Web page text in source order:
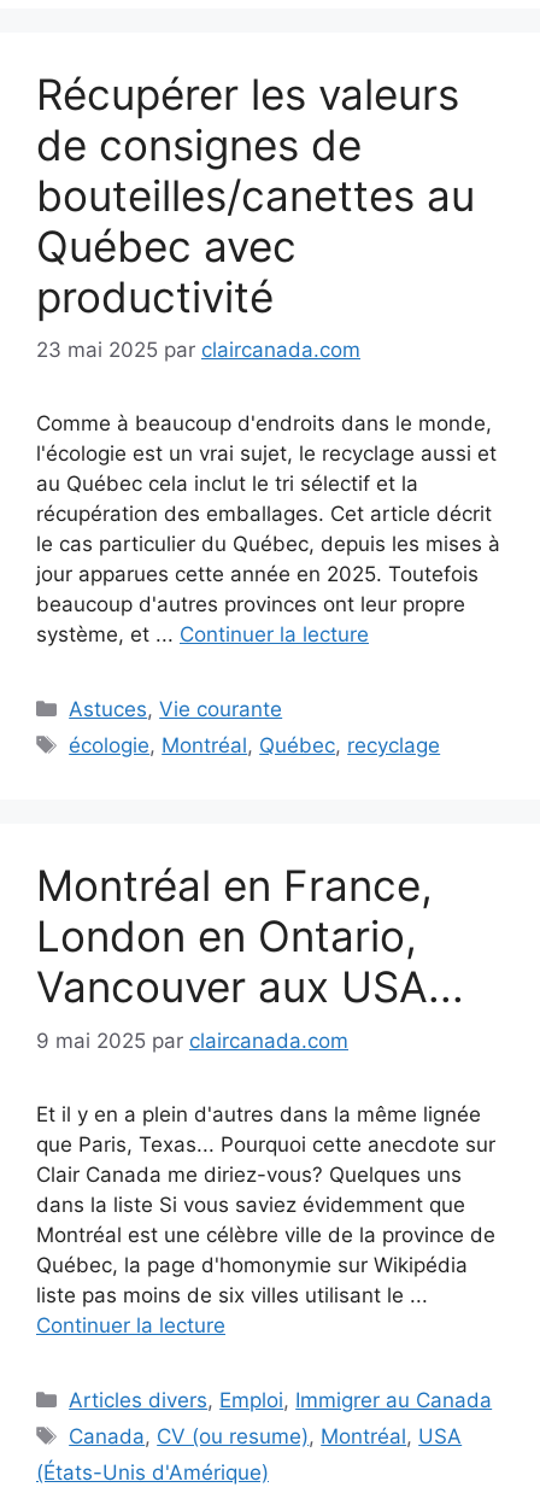
Récupérer les valeurs
de consignes de
bouteilles/canettes au
Québec avec
productivité
23 mai 2025 par claircanada.com
Comme à beaucoup d'endroits dans le monde,
l'écologie est un vrai sujet, le recyclage aussi et
au Québec cela inclut le tri sélectif et la
récupération des emballages. Cet article décrit
le cas particulier du Québec, depuis les mises à
jour apparues cette année en 2025. Toutefois
beaucoup d'autres provinces ont leur propre
système, et ... Continuer la lecture
Catégories
Astuces,Vie courante
Étiquettes
écologie, Montréal, Québec, recyclage
Montréal en France,
London en Ontario,
Vancouver aux USA...
9 mai 2025 par claircanada.com
Et il y en a plein d'autres dans la même lignée
que Paris, Texas... Pourquoi cette anecdote sur
Clair Canada me diriez-vous? Quelques uns
dans la liste Si vous saviez évidemment que
Montréal est une célèbre ville de la province de
Québec, la page d'homonymie sur Wikipédia
liste pas moins de six villes utilisant le ...
Continuer la lecture
Catégories
Articles divers, Emploi, Immigrer au Canada
Étiquettes
Canada, CV (ou resume), Montréal, USA
(États-Unis d'Amérique)